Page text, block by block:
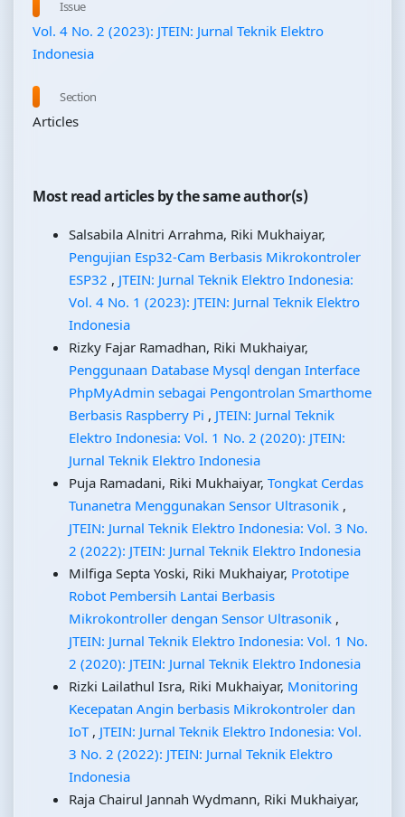
Issue
Vol. 4 No. 2 (2023): JTEIN: Jurnal Teknik Elektro
Indonesia
Section
Articles
Most read articles by the same author(s)
Salsabila Alnitri Arrahma, Riki Mukhaiyar,
Pengujian Esp32-Cam Berbasis Mikrokontroler
ESP32 , JTEIN: Jurnal Teknik Elektro Indonesia:
Vol. 4 No. 1 (2023): JTEIN: Jurnal Teknik Elektro
Indonesia
Rizky Fajar Ramadhan, Riki Mukhaiyar,
Penggunaan Database Mysql dengan Interface
PhpMyAdmin sebagai Pengontrolan Smarthome
Berbasis Raspberry Pi , JTEIN: Jurnal Teknik
Elektro Indonesia: Vol. 1 No. 2 (2020): JTEIN:
Jurnal Teknik Elektro Indonesia
Puja Ramadani, Riki Mukhaiyar, Tongkat Cerdas
Tunanetra Menggunakan Sensor Ultrasonik ,
JTEIN: Jurnal Teknik Elektro Indonesia: Vol. 3 No.
2 (2022): JTEIN: Jurnal Teknik Elektro Indonesia
Milfiga Septa Yoski, Riki Mukhaiyar, Prototipe
Robot Pembersih Lantai Berbasis
Mikrokontroller dengan Sensor Ultrasonik ,
JTEIN: Jurnal Teknik Elektro Indonesia: Vol. 1 No.
2 (2020): JTEIN: Jurnal Teknik Elektro Indonesia
Rizki Lailathul Isra, Riki Mukhaiyar, Monitoring
Kecepatan Angin berbasis Mikrokontroler dan
IoT , JTEIN: Jurnal Teknik Elektro Indonesia: Vol.
3 No. 2 (2022): JTEIN: Jurnal Teknik Elektro
Indonesia
Raja Chairul Jannah Wydmann, Riki Mukhaiyar,